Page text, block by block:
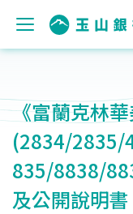
《富蘭克林
(2834/2835/
835/8838/
及公開說明書